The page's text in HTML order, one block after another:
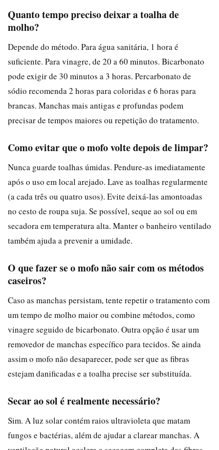
Quanto tempo preciso deixar a toalha de
molho?
Depende do método. Para água sanitária, 1 hora é
suficiente. Para vinagre, de 20 a 60 minutos. Bicarbonato
pode exigir de 30 minutos a 3 horas. Percarbonato de
sódio recomenda 2 horas para coloridas e 6 horas para
brancas. Manchas mais antigas e profundas podem
precisar de tempos maiores ou repetição do tratamento.
Como evitar que o mofo volte depois de limpar?
Nunca guarde toalhas úmidas. Pendure-as imediatamente
após o uso em local arejado. Lave as toalhas regularmente
(a cada três ou quatro usos). Evite deixá-las amontoadas
no cesto de roupa suja. Se possível, seque ao sol ou em
secadora em temperatura alta. Manter o banheiro ventilado
também ajuda a prevenir a umidade.
O que fazer se o mofo não sair com os métodos
caseiros?
Caso as manchas persistam, tente repetir o tratamento com
um tempo de molho maior ou combine métodos, como
vinagre seguido de bicarbonato. Outra opção é usar um
removedor de manchas específico para tecidos. Se ainda
assim o mofo não desaparecer, pode ser que as fibras
estejam danificadas e a toalha precise ser substituída.
Secar ao sol é realmente necessário?
Sim. A luz solar contém raios ultravioleta que matam
fungos e bactérias, além de ajudar a clarear manchas. A